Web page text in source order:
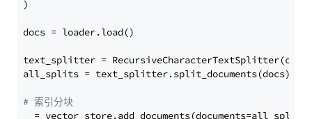
)
docs = loader.load()
text_splitter =
all_splits = text_splitter.split_documents(docs)
# 索引分块
_ = vector_store.add_documents(documents=all_splits)